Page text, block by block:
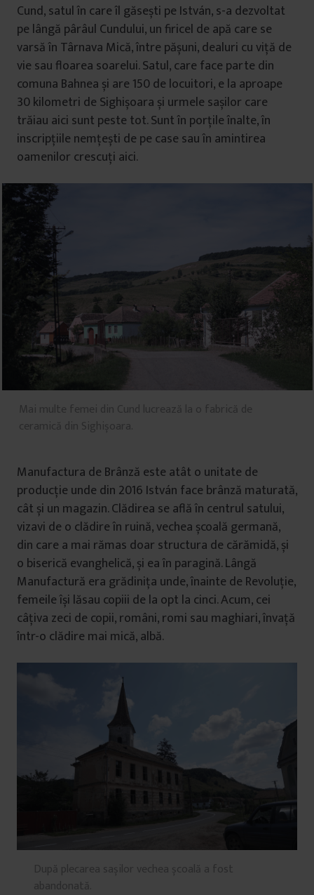
Cund, satul în care îl găsești pe István, s-a dezvoltat
pe lângă pârâul Cundului, un firicel de apă care se
varsă în Târnava Mică, între pășuni, dealuri cu viță de
vie sau floarea soarelui. Satul, care face parte din
comuna Bahnea și are 150 de locuitori, e la aproape
30 kilometri de Sighișoara și urmele sașilor care
trăiau aici sunt peste tot. Sunt în porțile înalte, în
inscripțiile nemțești de pe case sau în amintirea
oamenilor crescuți aici.
Mai multe femei din Cund lucrează la o fabrică de
ceramică din Sighișoara.
Manufactura de Brânză este atât o unitate de
producție unde din 2016 István face brânză maturată,
cât și un magazin. Clădirea se află în centrul satului,
vizavi de o clădire în ruină, vechea școală germană,
din care a mai rămas doar structura de cărămidă, și
o biserică evanghelică, și ea în paragină. Lângă
Manufactură era grădinița unde, înainte de Revoluție,
femeile își lăsau copiii de la opt la cinci. Acum, cei
câțiva zeci de copii, români, romi sau maghiari, învață
într-o clădire mai mică, albă.
După plecarea sașilor vechea școală a fost
abandonată.